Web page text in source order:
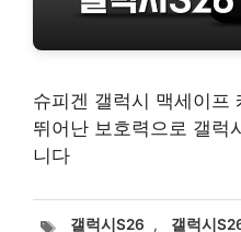
슈피겐 갤럭시 맥세이프
뛰어난 보호력으로 갤럭
니다
태갤럭시S26 , 갤럭시